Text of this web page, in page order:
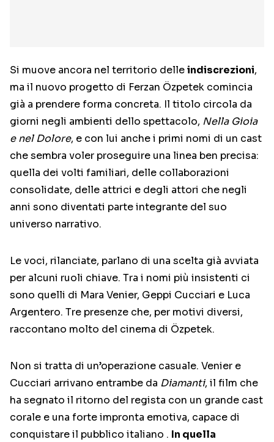
Si muove ancora nel territorio delleindiscrezioni,
ma il nuovo progetto di Ferzan Özpetek comincia
già a prendere forma concreta. Il titolo circola da
giorni negli ambienti dello spettacolo, Nella Gioia
e nel Dolore, e con lui anche i primi nomi di un cast
che sembra voler proseguire una linea ben precisa:
quella dei volti familiari, delle collaborazioni
consolidate, delle attrici e degli attori che negli
anni sono diventati parte integrante del suo
universo narrativo.
Le voci, rilanciate, parlano di una scelta già avviata
per alcuni ruoli chiave. Tra i nomi più insistenti ci
sono quelli di Mara Venier, Geppi Cucciari e Luca
Argentero. Tre presenze che, per motivi diversi,
raccontano molto del cinema di Özpetek.
Non si tratta di un’operazione casuale. Venier e
Cucciari arrivano entrambe da Diamanti, il film che
ha segnato il ritorno del regista con un grande cast
corale e una forte impronta emotiva, capace di
conquistare il pubblico italiano . In quella